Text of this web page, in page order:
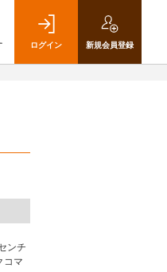
ログイン 新規会員登録
ンチ
コマ